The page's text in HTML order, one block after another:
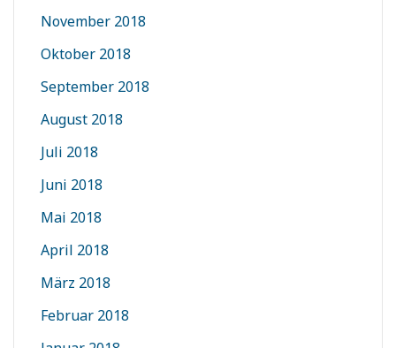
November 2018
Oktober 2018
September 2018
August 2018
Juli 2018
Juni 2018
Mai 2018
April 2018
März 2018
Februar 2018